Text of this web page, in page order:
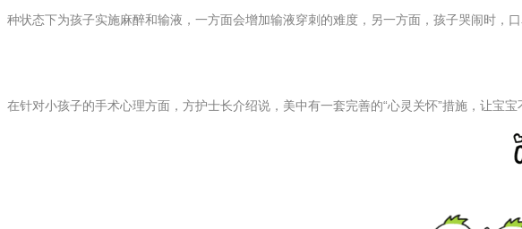
种状态下为孩子实施麻醉和输液，一方面会增加输液穿刺的难度，另一方面，孩子哭闹时，
在针对小孩子的手术心理方面，方护士长介绍说，美中有一套完善的“心灵关怀”措施，让宝宝